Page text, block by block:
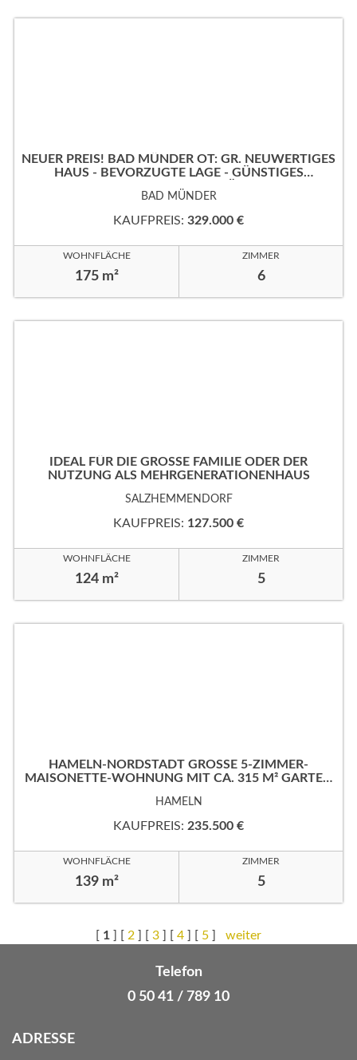
NEUER PREIS! BAD MÜNDER OT: GR. NEUWERTIGES
HAUS - BEVORZUGTE LAGE - GÜNSTIGES
ERBPACHTGRUNDSTÜCK!
BAD MÜNDER
KAUFPREIS: 329.000 €
WOHNFLÄCHE
175 m²
ZIMMER
6
IDEAL FÜR DIE GROSSE FAMILIE ODER DER
NUTZUNG ALS MEHRGENERATIONENHAUS
SALZHEMMENDORF
KAUFPREIS: 127.500 €
WOHNFLÄCHE
124 m²
ZIMMER
5
HAMELN-NORDSTADT GROSSE 5-ZIMMER-M
AISONETTE-WOHNUNG MIT CA. 315 M² GARTEN
HAMELN
KAUFPREIS: 235.500 €
WOHNFLÄCHE
139 m²
ZIMMER
5
[ 1 ] [ 2 ] [ 3 ] [ 4 ] [ 5 ] weiter
Telefon
0 50 41 / 789 10
ADRESSE